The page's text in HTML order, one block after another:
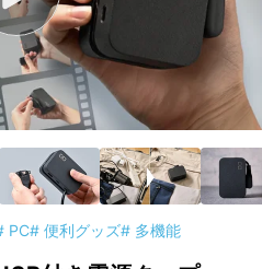
PC# 便利グッズ# 多機能